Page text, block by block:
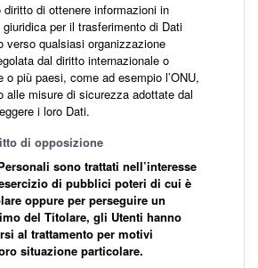
di ottenere informazioni in
per il trasferimento di Dati
verso qualsiasi organizzazione
dal diritto internazionale o
o più paesi, come ad esempio l’ONU,
alle misure di sicurezza adottate dal
i loro Dati.
di opposizione
sono trattati nell’interesse
di pubblici poteri di cui è
oppure per perseguire un
del Titolare, gli Utenti hanno
al trattamento per motivi
situazione particolare.